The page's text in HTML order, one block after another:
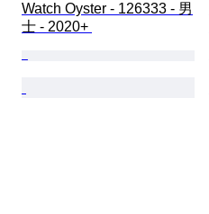
Watch Oyster - 126333 - 男
士 - 2020+